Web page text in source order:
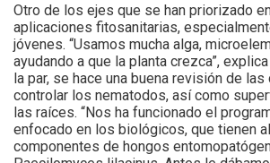
Otro de los ejes que se han priorizado
aplicaciones fitosanitarias,
jóvenes. “Usamos mucha alga,
ayudando a que la planta crezca”,
la par, se hace una buena revisión de
controlar los nematodos, así como
las raíces. “Nos ha funcionado el
enfocado en los biológicos, que tienen
componentes de hongos